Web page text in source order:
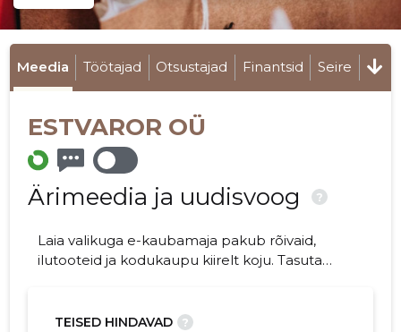
Meedia Töötajad Otsustajad Finantsid Seire
ESTVAROR OÜ
Ärimeedia ja uudisvoog ?
Laia valikuga e-kaubamaja pakub rõivaid,
ilutooteid ja kodukaupu kiirelt koju. Tasuta
TEISED HINDAVAD ?